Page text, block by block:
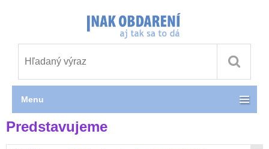
Predstavujeme
Menu